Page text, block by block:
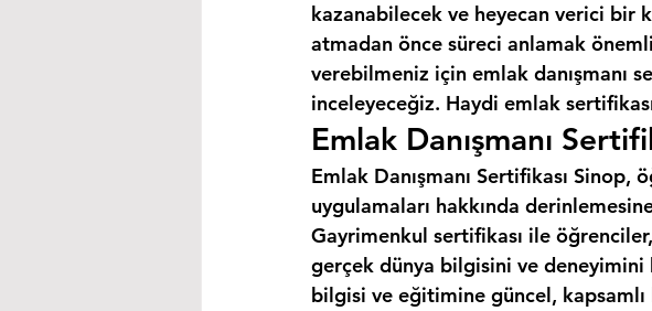
kazanabilecek ve heyecan verici
atmadan önce süreci anlamak
verebilmeniz için emlak danışmanı
inceleyeceğiz. Haydi emlak
Emlak Danışmanı
Emlak Danışmanı Sertifikası
uygulamaları hakkında
Gayrimenkul sertifikası ile
gerçek dünya bilgisini ve
bilgisi ve eğitimine güncel,